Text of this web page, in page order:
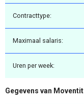
Contracttype:
Maximaal salaris:
Uren per week:
Gegevens van Moventit